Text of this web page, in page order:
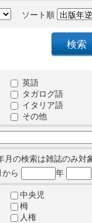
ソート順
英語
タガログ語
イタリア語
その他
月の検索は雑誌のみ対
から 年
中央児
栂
人権